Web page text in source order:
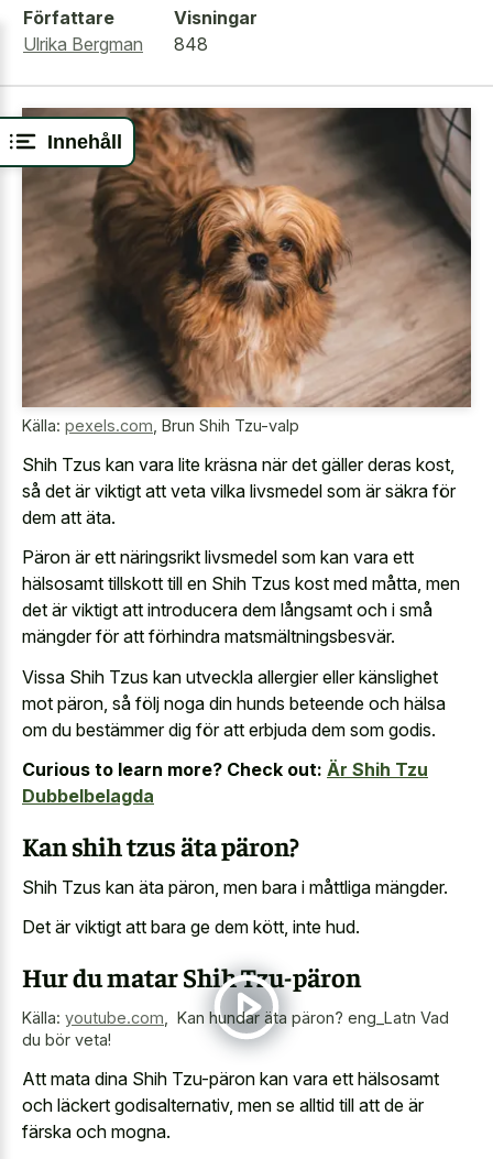
Innehåll
Författare
Ulrika Bergman
Visningar
848
Källa: pexels.com Brun Shih Tzu-valp
Shih Tzus kan vara lite kräsna när det gäller deras kost,
så det är viktigt att veta vilka livsmedel som är säkra för
dem att äta.
Päron är ett näringsrikt livsmedel som kan vara ett
hälsosamt tillskott till en Shih Tzus kost med måtta, men
det är viktigt att introducera dem långsamt och i små
mängder för att förhindra matsmältningsbesvär.
Vissa Shih Tzus kan utveckla allergier eller känslighet
mot päron, så följ noga din hunds beteende och hälsa
om du bestämmer dig för att erbjuda dem som godis.
Curious to learn more? Check out: Är Shih Tzu
Dubbelbelagda
Kan shih tzus äta päron?
Shih Tzus kan äta päron, men bara i måttliga mängder.
Det är viktigt att bara ge dem kött, inte hud.
Hur du matar Shih Tzu-päron
Källa: youtube.com
️️ Kan hundar äta päron? eng_Latn️ Vad
du bör veta!
Att mata dina Shih Tzu-päron kan vara ett hälsosamt
och läckert godisalternativ, men se alltid till att de är
färska och mogna.